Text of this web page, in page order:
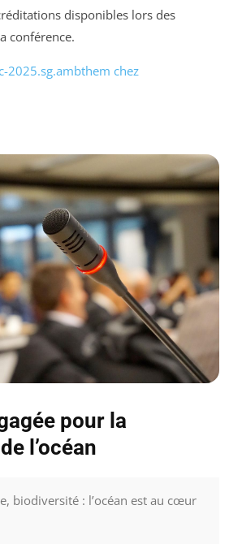
disponibles lors des
conférence.
2025.sg.ambthem chez
pour la
l’océan
biodiversité : l’océan est au cœur